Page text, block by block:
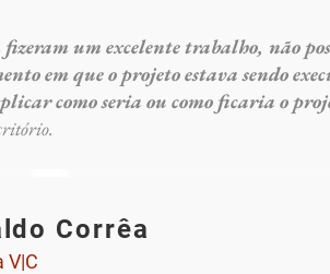
um excelente trabalho, não
em que o projeto estava sendo
como seria ou como ficaria o
Corrêa
V|C